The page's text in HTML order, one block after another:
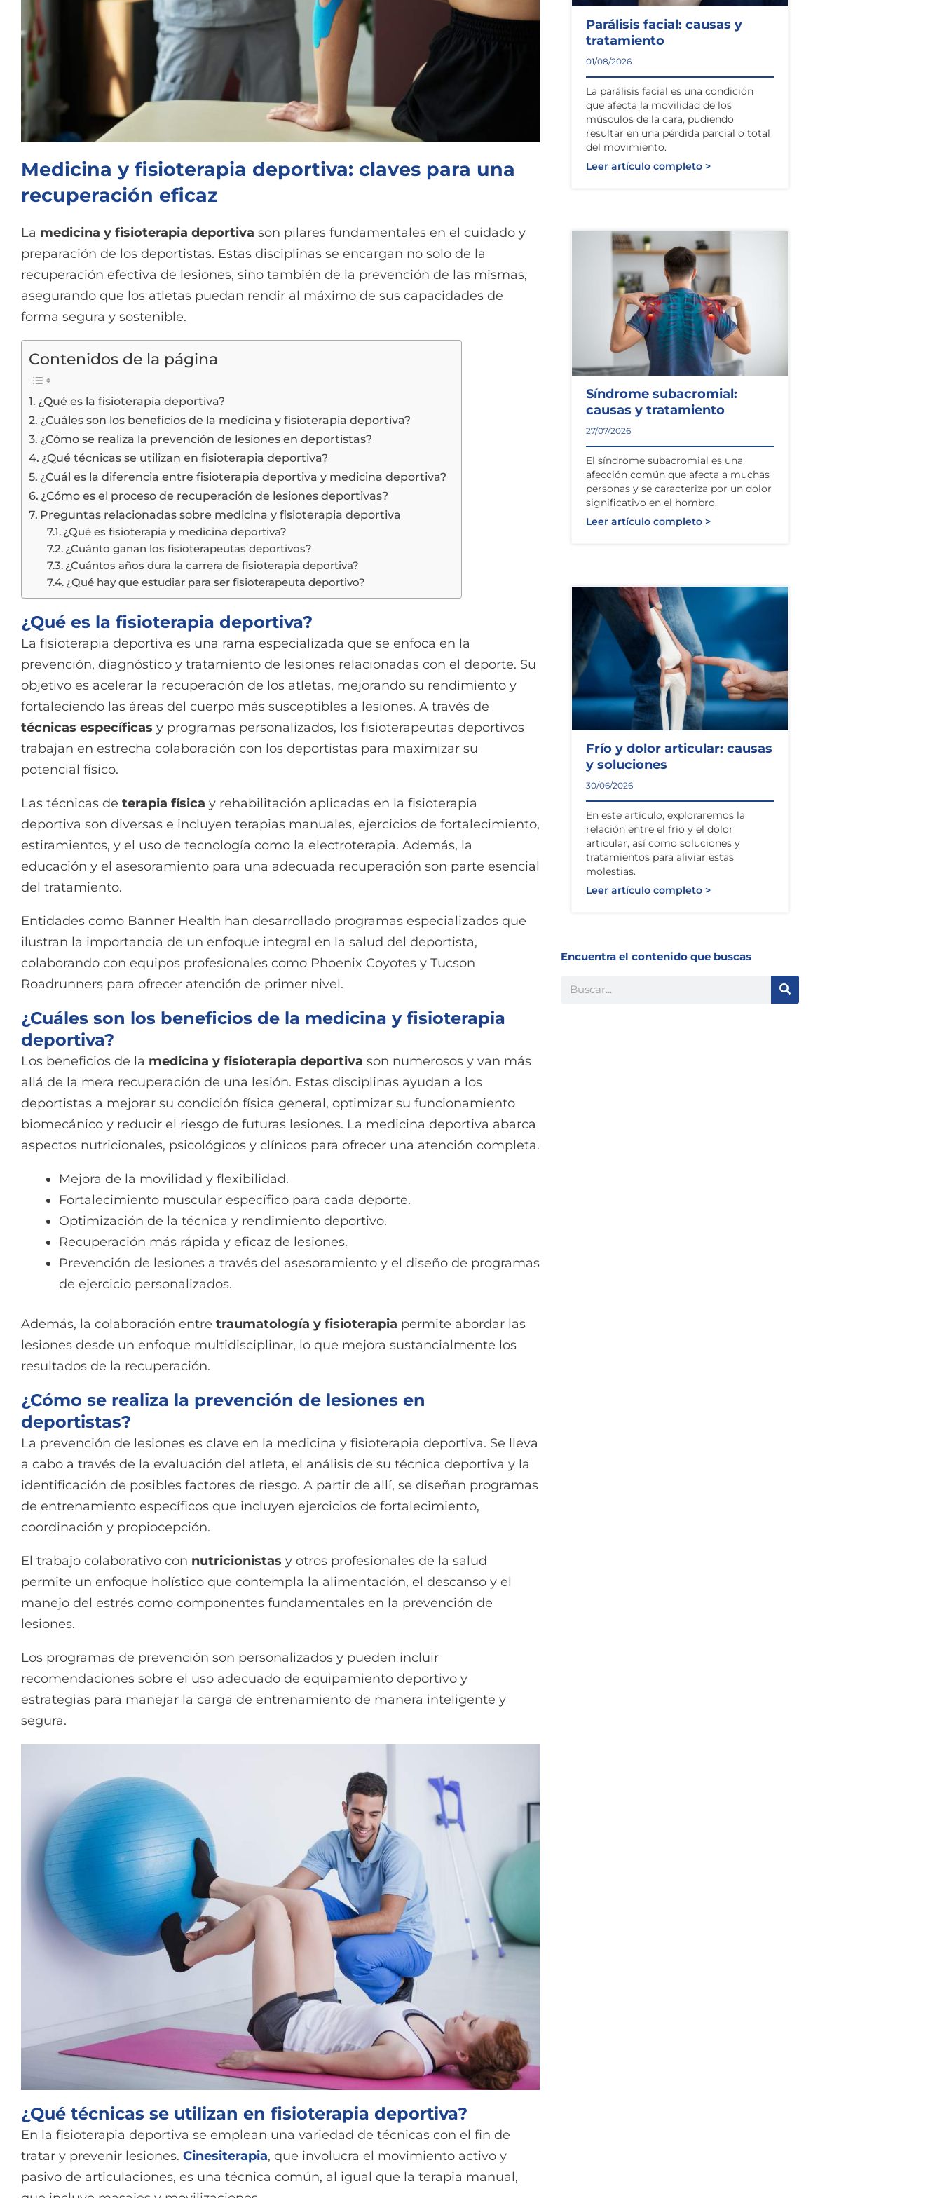
Medicina y fisioterapia deportiva: claves para una
recuperación eficaz
La medicina y fisioterapia deportiva son pilares fundamentales en el cuidado y
preparación de los deportistas. Estas disciplinas se encargan no solo de la
recuperación efectiva de lesiones, sino también de la prevención de las mismas,
asegurando que los atletas puedan rendir al máximo de sus capacidades de
forma segura y sostenible.
Contenidos de la página
¿Qué es la fisioterapia deportiva?
¿Cuáles son los beneficios de la medicina y fisioterapia deportiva?
¿Cómo se realiza la prevención de lesiones en deportistas?
¿Qué técnicas se utilizan en fisioterapia deportiva?
¿Cuál es la diferencia entre fisioterapia deportiva y medicina deportiva?
¿Cómo es el proceso de recuperación de lesiones deportivas?
Preguntas relacionadas sobre medicina y fisioterapia deportiva
¿Qué es fisioterapia y medicina deportiva?
¿Cuánto ganan los fisioterapeutas deportivos?
¿Cuántos años dura la carrera de fisioterapia deportiva?
¿Qué hay que estudiar para ser fisioterapeuta deportivo?
¿Qué es la fisioterapia deportiva?
La fisioterapia deportiva es una rama especializada que se enfoca en la
prevención, diagnóstico y tratamiento de lesiones relacionadas con el deporte. Su
objetivo es acelerar la recuperación de los atletas, mejorando su rendimiento y
fortaleciendo las áreas del cuerpo más susceptibles a lesiones. A través de
técnicas específicas y programas personalizados, los fisioterapeutas deportivos
trabajan en estrecha colaboración con los deportistas para maximizar su
potencial físico.
Las técnicas de terapia física y rehabilitación aplicadas en la fisioterapia
deportiva son diversas e incluyen terapias manuales, ejercicios de fortalecimiento,
estiramientos, y el uso de tecnología como la electroterapia. Además, la
educación y el asesoramiento para una adecuada recuperación son parte esencial
del tratamiento.
Entidades como Banner Health han desarrollado programas especializados que
ilustran la importancia de un enfoque integral en la salud del deportista,
colaborando con equipos profesionales como Phoenix Coyotes y Tucson
Roadrunners para ofrecer atención de primer nivel.
¿Cuáles son los beneficios de la medicina y fisioterapia
deportiva?
Los beneficios de la medicina y fisioterapia deportiva son numerosos y van más
allá de la mera recuperación de una lesión. Estas disciplinas ayudan a los
deportistas a mejorar su condición física general, optimizar su funcionamiento
biomecánico y reducir el riesgo de futuras lesiones. La medicina deportiva abarca
aspectos nutricionales, psicológicos y clínicos para ofrecer una atención completa.
Mejora de la movilidad y flexibilidad.
Fortalecimiento muscular específico para cada deporte.
Optimización de la técnica y rendimiento deportivo.
Recuperación más rápida y eficaz de lesiones.
Prevención de lesiones a través del asesoramiento y el diseño de programas
de ejercicio personalizados.
Además, la colaboración entre traumatología y fisioterapia permite abordar las
lesiones desde un enfoque multidisciplinar, lo que mejora sustancialmente los
resultados de la recuperación.
¿Cómo se realiza la prevención de lesiones en
deportistas?
La prevención de lesiones es clave en la medicina y fisioterapia deportiva. Se lleva
a cabo a través de la evaluación del atleta, el análisis de su técnica deportiva y la
identificación de posibles factores de riesgo. A partir de allí, se diseñan programas
de entrenamiento específicos que incluyen ejercicios de fortalecimiento,
coordinación y propiocepción.
El trabajo colaborativo con nutricionistas y otros profesionales de la salud
permite un enfoque holístico que contempla la alimentación, el descanso y el
manejo del estrés como componentes fundamentales en la prevención de
lesiones.
Los programas de prevención son personalizados y pueden incluir
recomendaciones sobre el uso adecuado de equipamiento deportivo y
estrategias para manejar la carga de entrenamiento de manera inteligente y
segura.
¿Qué técnicas se utilizan en fisioterapia deportiva?
En la fisioterapia deportiva se emplean una variedad de técnicas con el fin de
tratar y prevenir lesiones. Cinesiterapia, que involucra el movimiento activo y
pasivo de articulaciones, es una técnica común, al igual que la terapia manual,
Parálisis facial: causas y
tratamiento
01/08/2026
La parálisis facial es una condición
que afecta la movilidad de los
músculos de la cara, pudiendo
resultar en una pérdida parcial o total
del movimiento.
Leer artículo completo >
Síndrome subacromial:
causas y tratamiento
27/07/2026
El síndrome subacromial es una
afección común que afecta a muchas
personas y se caracteriza por un dolor
significativo en el hombro.
Leer artículo completo >
Frío y dolor articular: causas
y soluciones
30/06/2026
En este artículo, exploraremos la
relación entre el frío y el dolor
articular, así como soluciones y
tratamientos para aliviar estas
molestias.
Leer artículo completo >
Encuentra el contenido que buscas
Buscar